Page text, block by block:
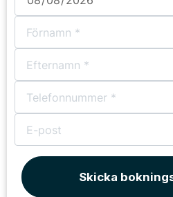
Skicka